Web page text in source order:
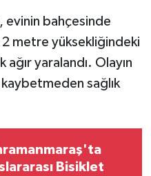
evinin bahçesinde
2 metre yüksekliğindeki
yaralandı. Olayın
sağlık
Bisiklet